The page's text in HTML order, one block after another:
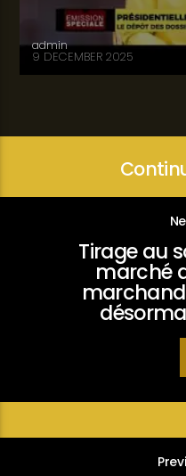
admin
9 DECEMBER 2025
Tirage au
marché